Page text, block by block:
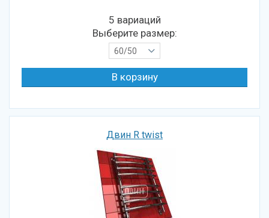
5 вариаций
Выберите размер:
60/50
Двин R twist